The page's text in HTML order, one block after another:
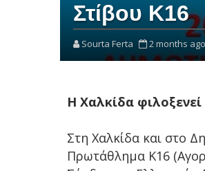
Στίβου Κ16
Sourta Ferta 2 months ago
Η Χαλκίδα
Στη Χαλκίδα και στο
Πρωτάθλημα Κ16